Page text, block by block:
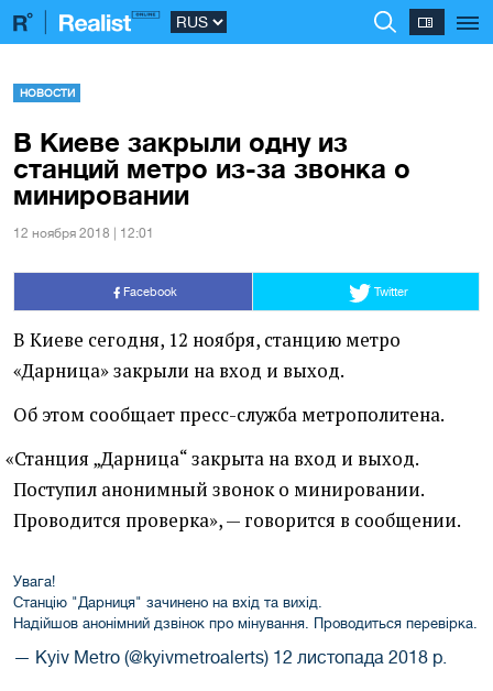
НОВОСТИ
В Киеве закрыли одну из
станций метро из-за звонка о
минировании
12 ноября 2018 | 12:01
Facebook Twitter
В Киеве сегодня, 12 ноября, станцию метро
«Дарница» закрыли на вход и выход.
Об этом сообщает пресс-служба метрополитена.
«Станция „Дарница“ закрыта на вход и выход.
Поступил анонимный звонок о минировании.
Проводится проверка», — говорится в сообщении.
Увага!
Станцію "Дарниця" зачинено на вхід та вихід.
Надійшов анонімний дзвінок про мінування. Проводиться перевірка.
— Kyiv Metro (@kyivmetroalerts) 12 листопада 2018 р.